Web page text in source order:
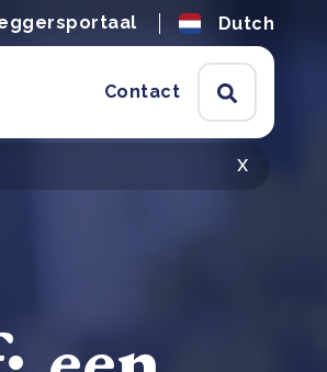
Dutch
Contact
x